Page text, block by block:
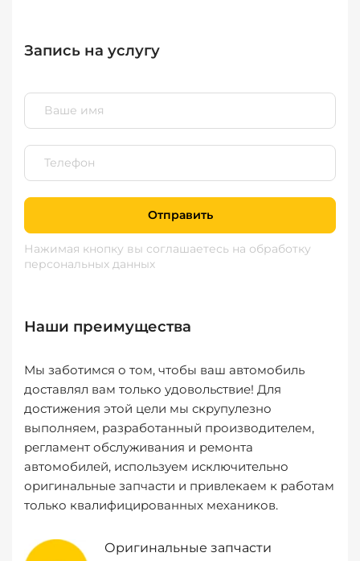
Запись на услугу
Отправить
Нажимая кнопку вы соглашаетесь на обработку
персональных данных
Наши преимущества
Мы заботимся о том, чтобы ваш автомобиль
доставлял вам только удовольствие! Для
достижения этой цели мы скрупулезно
выполняем, разработанный производителем,
регламент обслуживания и ремонта
автомобилей, используем исключительно
оригинальные запчасти и привлекаем к работам
только квалифицированных механиков.
Оригинальные запчасти